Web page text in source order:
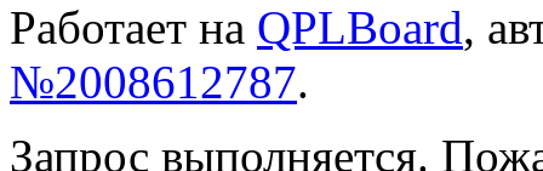
Работает на QPLBoard,
№2008612787.
Запрос выполняется.